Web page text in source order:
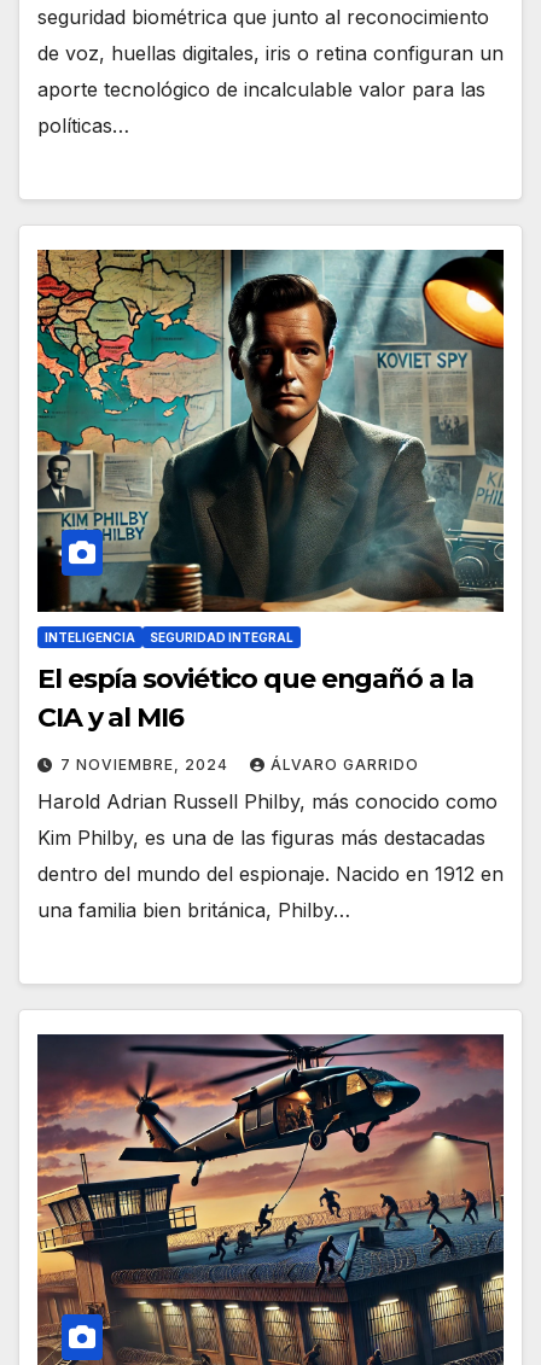
seguridad biométrica que junto al reconocimiento
de voz, huellas digitales, iris o retina configuran un
aporte tecnológico de incalculable valor para las
políticas…
INTELIGENCIA SEGURIDAD INTEGRAL
El espía soviético que engañó a la
CIA y al MI6
7 NOVIEMBRE, 2024 ÁLVARO GARRIDO
Harold Adrian Russell Philby, más conocido como
Kim Philby, es una de las figuras más destacadas
dentro del mundo del espionaje. Nacido en 1912 en
una familia bien británica, Philby…